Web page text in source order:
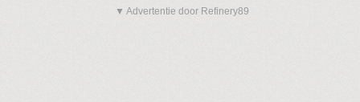
▼ Advertentie door Refinery89